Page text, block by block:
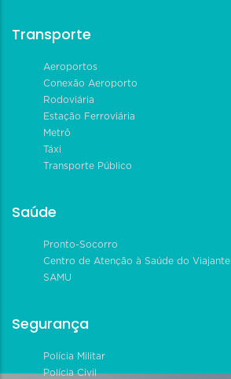
Transporte
Aeroportos
Conexão Aeroporto
Rodoviária
Estação Ferroviária
Metrô
Táxi
Transporte Público
Saúde
Pronto-Socorro
Centro de Atenção à Saúde do Viajante
SAMU
Segurança
Polícia Militar
Polícia Civil